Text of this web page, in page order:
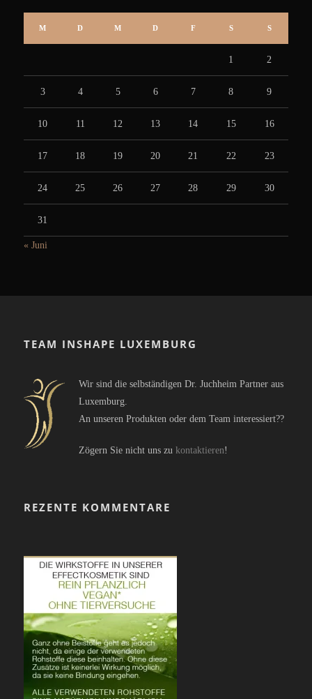
M D M D F S S
1 2
3 4 5 6 7 8 9
10 11 12 13 14 15 16
17 18 19 20 21 22 23
24 25 26 27 28 29 30
31
« Juni
TEAM INSHAPE LUXEMBURG
Wir sind die selbständigen Dr. Juchheim Partner aus
Luxemburg.
An unseren Produkten oder dem Team interessiert??
Zögern Sie nicht uns zu kontaktieren!
REZENTE KOMMENTARE